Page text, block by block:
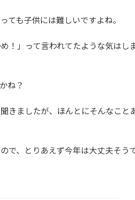
ても子供には難しいですよね。
！」って言われてたような気は
ね？
きましたが、ほんとにそんなこ
で、とりあえず今年は大丈夫そ